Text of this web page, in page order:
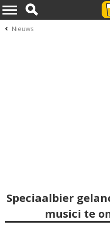
Nieuws
Speciaalbier
musici te